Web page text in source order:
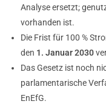
Analyse ersetzt;
vorhanden ist.
Die Frist für 100 %
den 1. Januar 2030
Das Gesetz ist noch
parlamentarische
EnEfG.